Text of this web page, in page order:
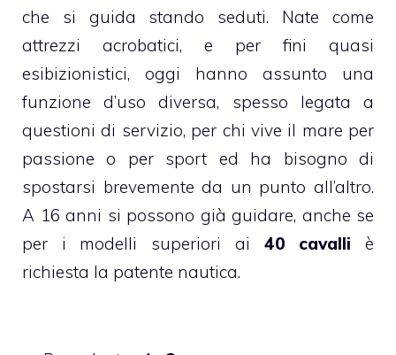
che si guida stando seduti. Nate come
attrezzi acrobatici, e per fini quasi
esibizionistici, oggi hanno assunto una
funzione d’uso diversa, spesso legata a
questioni di servizio, per chi vive il mare per
passione o per sport ed ha bisogno di
spostarsi brevemente da un punto all’altro.
A 16 anni si possono già guidare, anche se
per i modelli superiori ai 40 cavalli è
richiesta la patente nautica.